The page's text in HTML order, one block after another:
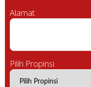
Alamat
Pilih Propinsi